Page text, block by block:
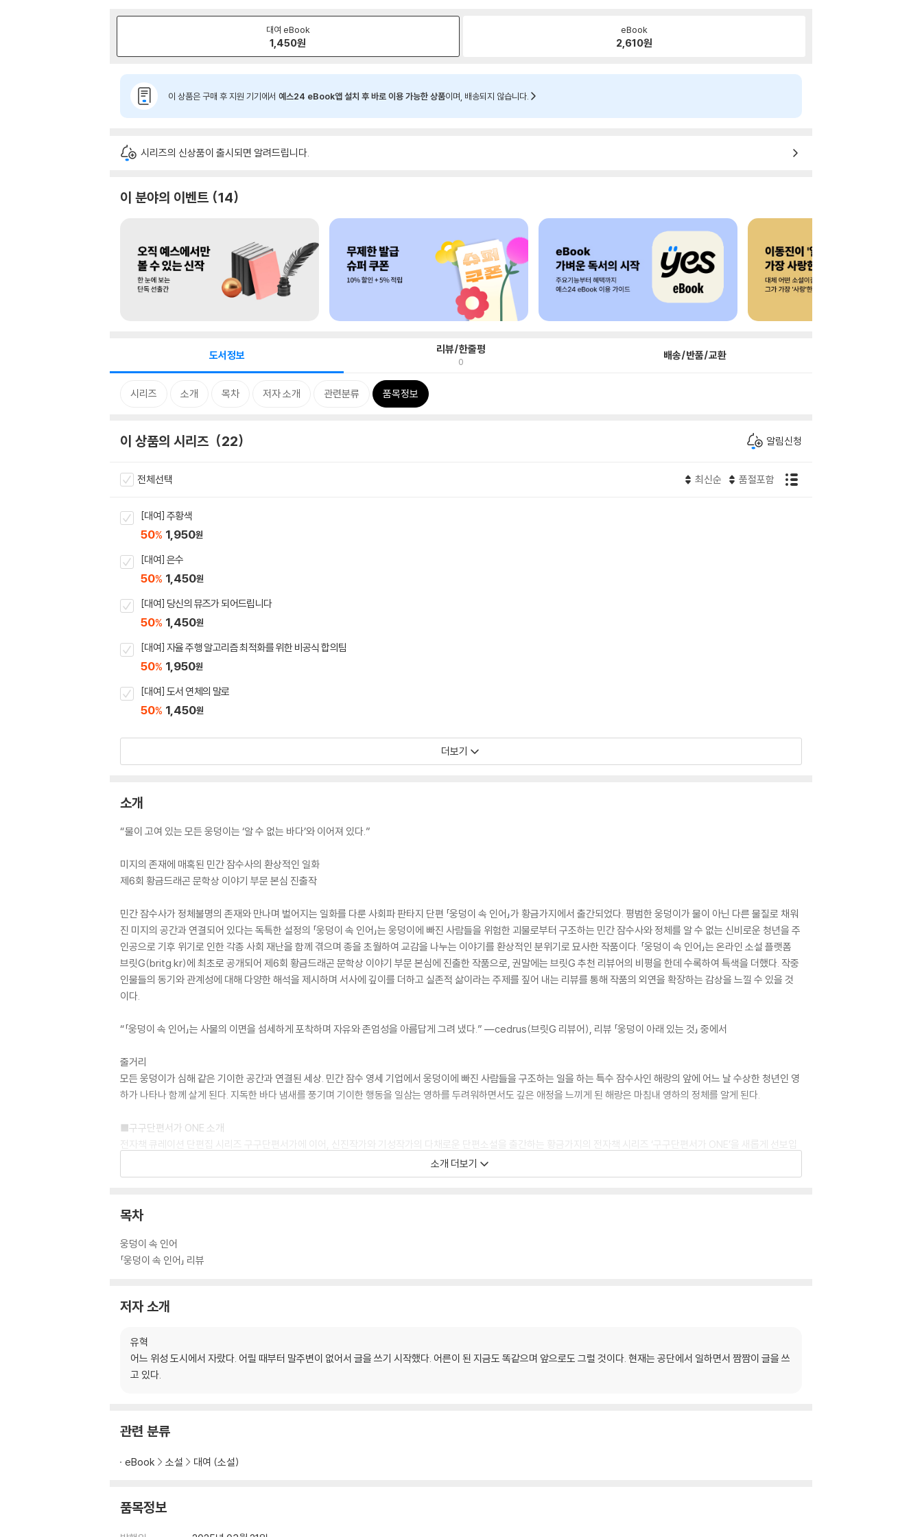
대여 eBook
1,450원
eBook
2,610원
이 상품은 구매 후 지원 기기에서 예스24 eBook앱 설치 후 바로 이용 가능한 상품이며, 배송되지 않습니다.
시리즈의 신상품이 출시되면 알려드립니다.
이 분야의 이벤트 14
도서정보 리뷰/한줄평
0 배송/반품/교환
시리즈 소개 목차 저자 소개 관련분류 품목정보
이 상품의 시리즈 22 알림신청
전체선택 최신순 품절포함
[대여] 주황색
50% 1,950원
[대여] 은수
50% 1,450원
[대여] 당신의 뮤즈가 되어드립니다
50% 1,450원
[대여] 자율 주행 알고리즘 최적화를 위한 비공식 합의팀
50% 1,950원
[대여] 도서 연체의 말로
50% 1,450원
더보기
소개
“물이 고여 있는 모든 웅덩이는 ‘알 수 없는 바다’와 이어져 있다.”
미지의 존재에 매혹된 민간 잠수사의 환상적인 일화
제6회 황금드래곤 문학상 이야기 부문 본심 진출작
민간 잠수사가 정체불명의 존재와 만나며 벌어지는 일화를 다룬 사회파 판타지 단편 「웅덩이 속 인어」가 황금가지에서 출간되었다. 평범한 웅덩이가 물이 아닌 다른 물질로 채워
진 미지의 공간과 연결되어 있다는 독특한 설정의 「웅덩이 속 인어」는 웅덩이에 빠진 사람들을 위험한 괴물로부터 구조하는 민간 잠수사와 정체를 알 수 없는 신비로운 청년을 주
인공으로 기후 위기로 인한 각종 사회 재난을 함께 겪으며 종을 초월하여 교감을 나누는 이야기를 환상적인 분위기로 묘사한 작품이다. 「웅덩이 속 인어」는 온라인 소설 플랫폼
브릿G(britg.kr)에 최초로 공개되어 제6회 황금드래곤 문학상 이야기 부문 본심에 진출한 작품으로, 권말에는 브릿G 추천 리뷰어의 비평을 한데 수록하여 특색을 더했다. 작중
인물들의 동기와 관계성에 대해 다양한 해석을 제시하며 서사에 깊이를 더하고 실존적 삶이라는 주제를 짚어 내는 리뷰를 통해 작품의 외연을 확장하는 감상을 느낄 수 있을 것
이다.
“「웅덩이 속 인어」는 사물의 이면을 섬세하게 포착하며 자유와 존엄성을 아름답게 그려 냈다.” ―cedrus(브릿G 리뷰어), 리뷰 「웅덩이 아래 있는 것」 중에서
줄거리
모든 웅덩이가 심해 같은 기이한 공간과 연결된 세상. 민간 잠수 영세 기업에서 웅덩이에 빠진 사람들을 구조하는 일을 하는 특수 잠수사인 해랑의 앞에 어느 날 수상한 청년인 영
하가 나타나 함께 살게 된다. 지독한 바다 냄새를 풍기며 기이한 행동을 일삼는 영하를 두려워하면서도 깊은 애정을 느끼게 된 해랑은 마침내 영하의 정체를 알게 된다.
■구구단편서가 ONE 소개
전자책 큐레이션 단편집 시리즈 구구단편서가에 이어, 신진작가와 기성작가의 다채로운 단편소설을 출간하는 황금가지의 전자책 시리즈 ‘구구단편서가 ONE’을 새롭게 선보입
니다. SF, 판타지, 호러, 로맨스, 추리, 스릴러 등 다양한 장르를 포괄하는 한 편의 단편소설에 감상의 폭을 더해 줄 리뷰를 함께 곁들여, 짧지만 충만한 재미와 여운을 만끽할 수
있는 이야기의 참신한 스펙트럼을 제시하고자 합니다.
소개 더보기
목차
웅덩이 속 인어
「웅덩이 속 인어」 리뷰
저자 소개
유혁
어느 위성 도시에서 자랐다. 어릴 때부터 말주변이 없어서 글을 쓰기 시작했다. 어른이 된 지금도 똑같으며 앞으로도 그럴 것이다. 현재는 공단에서 일하면서 짬짬이 글을 쓰
고 있다.
관련 분류
eBook 소설 대여 (소설)
품목정보